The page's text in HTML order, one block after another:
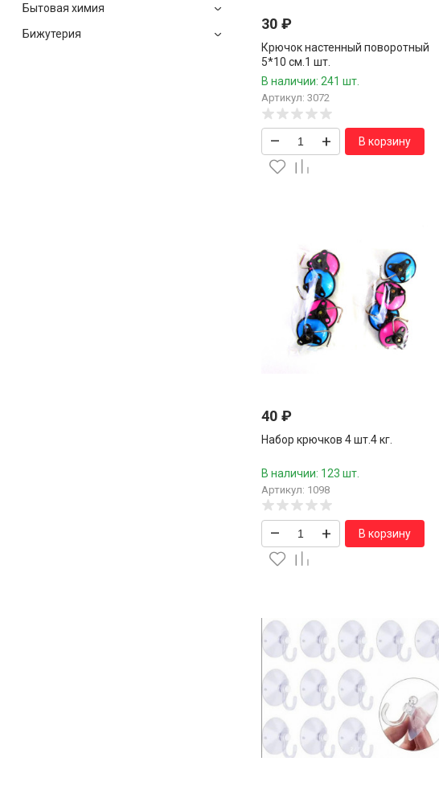
Бытовая химия
Бижутерия
30 ₽
Крючок настенный поворотный
5*10 см.1 шт.
В наличии: 241 шт.
Артикул: 3072
– + В корзину
40 ₽
Набор крючков 4 шт.4 кг.
В наличии: 123 шт.
Артикул: 1098
– + В корзину